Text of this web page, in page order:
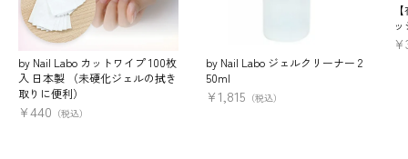
by Nail Labo カットワイプ 100枚
入 日本製 （未硬化ジェルの拭き
取りに便利）
¥440 （税込）
by Nail Labo ジェルクリーナー 2
50ml
¥1,815 （税込）
¥